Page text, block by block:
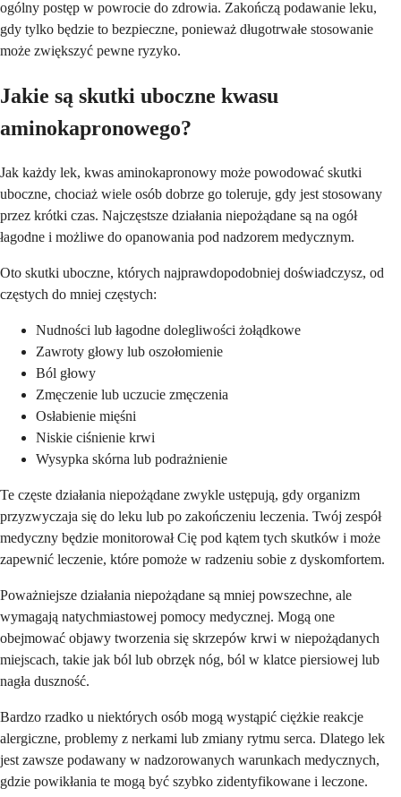
ogólny postęp w powrocie do zdrowia. Zakończą podawanie leku,
gdy tylko będzie to bezpieczne, ponieważ długotrwałe stosowanie
może zwiększyć pewne ryzyko.
Jakie są skutki uboczne kwasu
aminokapronowego?
Jak każdy lek, kwas aminokapronowy może powodować skutki
uboczne, chociaż wiele osób dobrze go toleruje, gdy jest stosowany
przez krótki czas. Najczęstsze działania niepożądane są na ogół
łagodne i możliwe do opanowania pod nadzorem medycznym.
Oto skutki uboczne, których najprawdopodobniej doświadczysz, od
częstych do mniej częstych:
Nudności lub łagodne dolegliwości żołądkowe
Zawroty głowy lub oszołomienie
Ból głowy
Zmęczenie lub uczucie zmęczenia
Osłabienie mięśni
Niskie ciśnienie krwi
Wysypka skórna lub podrażnienie
Te częste działania niepożądane zwykle ustępują, gdy organizm
przyzwyczaja się do leku lub po zakończeniu leczenia. Twój zespół
medyczny będzie monitorował Cię pod kątem tych skutków i może
zapewnić leczenie, które pomoże w radzeniu sobie z dyskomfortem.
Poważniejsze działania niepożądane są mniej powszechne, ale
wymagają natychmiastowej pomocy medycznej. Mogą one
obejmować objawy tworzenia się skrzepów krwi w niepożądanych
miejscach, takie jak ból lub obrzęk nóg, ból w klatce piersiowej lub
nagła duszność.
Bardzo rzadko u niektórych osób mogą wystąpić ciężkie reakcje
alergiczne, problemy z nerkami lub zmiany rytmu serca. Dlatego lek
jest zawsze podawany w nadzorowanych warunkach medycznych,
gdzie powikłania te mogą być szybko zidentyfikowane i leczone.